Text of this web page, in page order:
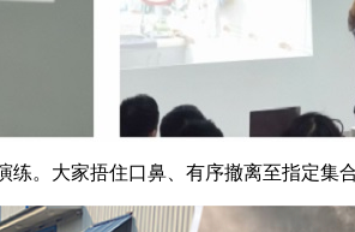
。大家捂住口鼻、有序撤离至指定集